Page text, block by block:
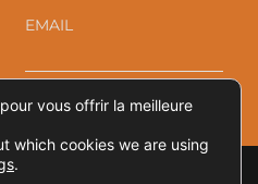
EMAIL
NEWSLETTER
vous offrir la meilleure
which cookies we are using
.